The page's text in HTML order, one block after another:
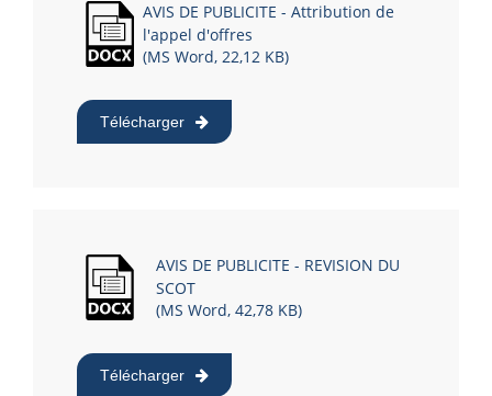
AVIS DE PUBLICITE - Attribution de
l'appel d'offres
(MS Word, 22,12 KB)
Télécharger
AVIS DE PUBLICITE - REVISION DU
SCOT
(MS Word, 42,78 KB)
Télécharger